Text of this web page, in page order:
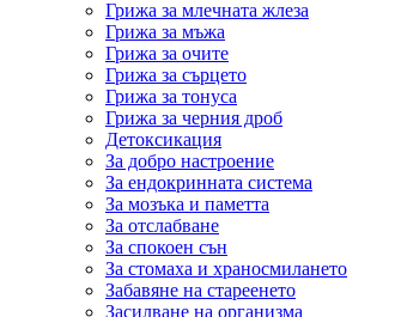
Грижа за млечната жлеза
Грижа за мъжа
Грижа за очите
Грижа за сърцето
Грижа за тонуса
Грижа за черния дроб
Детоксикация
За добро настроение
За ендокринната система
За мозъка и паметта
За отслабване
За спокоен сън
За стомаха и храносмилането
Забавяне на стареенето
Засилване на организма